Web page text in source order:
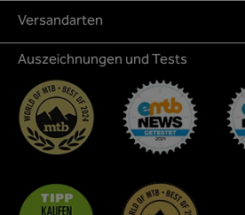
Versandarten
Auszeichnungen und Tests